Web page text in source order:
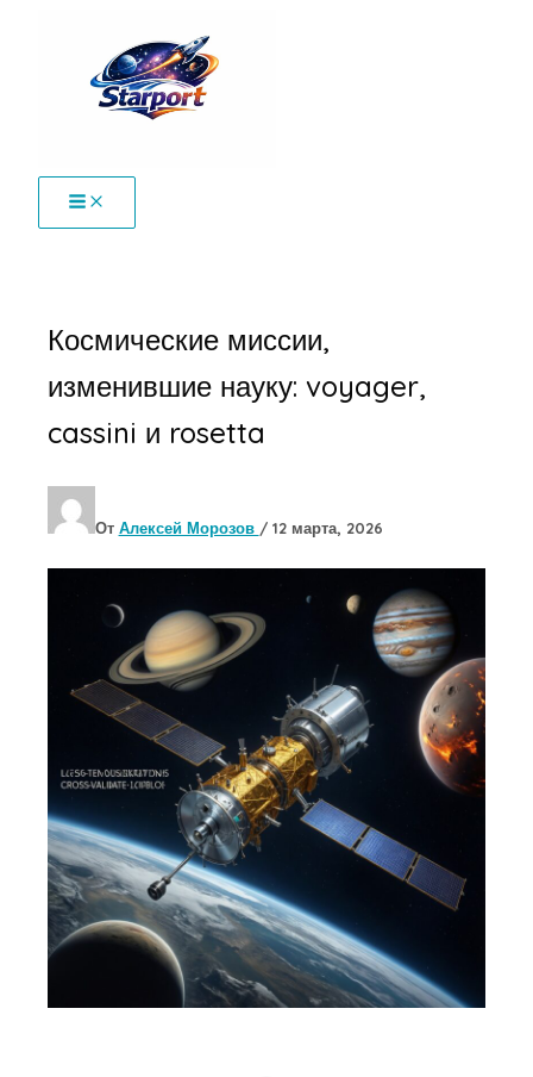
содержимому
Космические миссии,
изменившие науку: voyager,
cassini и rosetta
От Алексей Морозов / 12 марта, 2026